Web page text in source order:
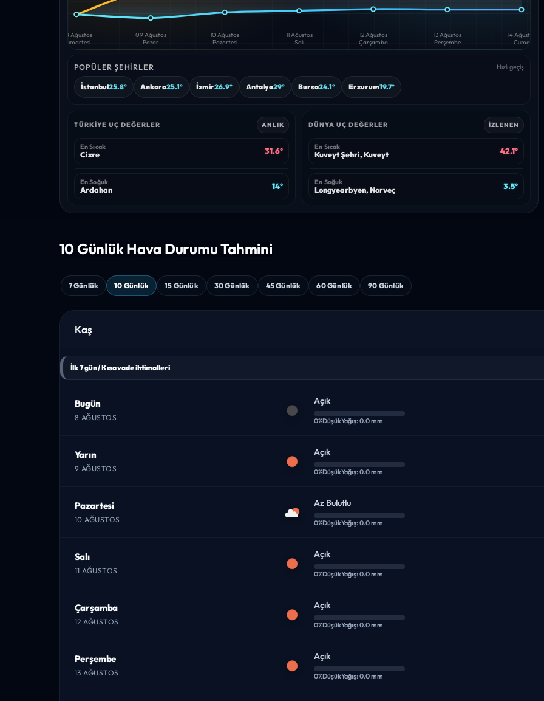
08 Ağustos
Cumartesi
09 Ağustos
Pazar
10 Ağustos
Pazartesi
11 Ağustos
Salı
12 Ağustos
Çarşamba
13 Ağustos
Perşembe
14 Ağustos
Cuma
POPÜLER ŞEHIRLER Hızlı geçiş
İstanbul25.8° Ankara25.1° İzmir26.9° Antalya29° Bursa24.1° Erzurum19.7°
TÜRKIYE UÇ DEĞERLER ANLIK
En Sıcak
Cizre 31.6°
En Soğuk
Ardahan 14°
DÜNYA UÇ DEĞERLER İZLENEN
En Sıcak
Kuveyt Şehri, Kuveyt 42.1°
En Soğuk
Longyearbyen, Norveç 3.5°
10 Günlük Hava Durumu Tahmini
7 Günlük 10 Günlük 15 Günlük 30 Günlük 45 Günlük 60 Günlük 90 Günlük
Kaş
İlk 7 gün / Kısa vade ihtimalleri
Bugün
8 AĞUSTOS
Açık
0%DüşükYağış: 0.0 mm
Yarın
9 AĞUSTOS
Açık
0%DüşükYağış: 0.0 mm
Pazartesi
10 AĞUSTOS
Az Bulutlu
0%DüşükYağış: 0.0 mm
Salı
11 AĞUSTOS
Açık
0%DüşükYağış: 0.0 mm
Çarşamba
12 AĞUSTOS
Açık
0%DüşükYağış: 0.0 mm
Perşembe
13 AĞUSTOS
Açık
0%DüşükYağış: 0.0 mm